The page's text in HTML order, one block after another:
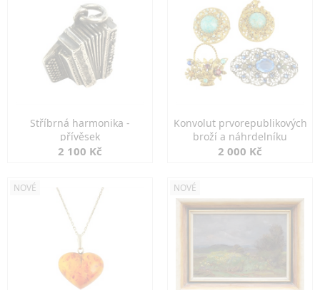
Stříbrná harmonika -
přívěsek
2 100 Kč
Konvolut prvorepublikových
broží a náhrdelníku
2 000 Kč
NOVÉ NOVÉ